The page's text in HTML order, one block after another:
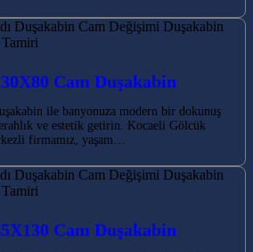
Cam Duşakabin
ile banyonuza modern bir dokunuş
ve estetik getirin. Kocaeli Gölcük
firmamız, yaşam…
Cam Duşakabin